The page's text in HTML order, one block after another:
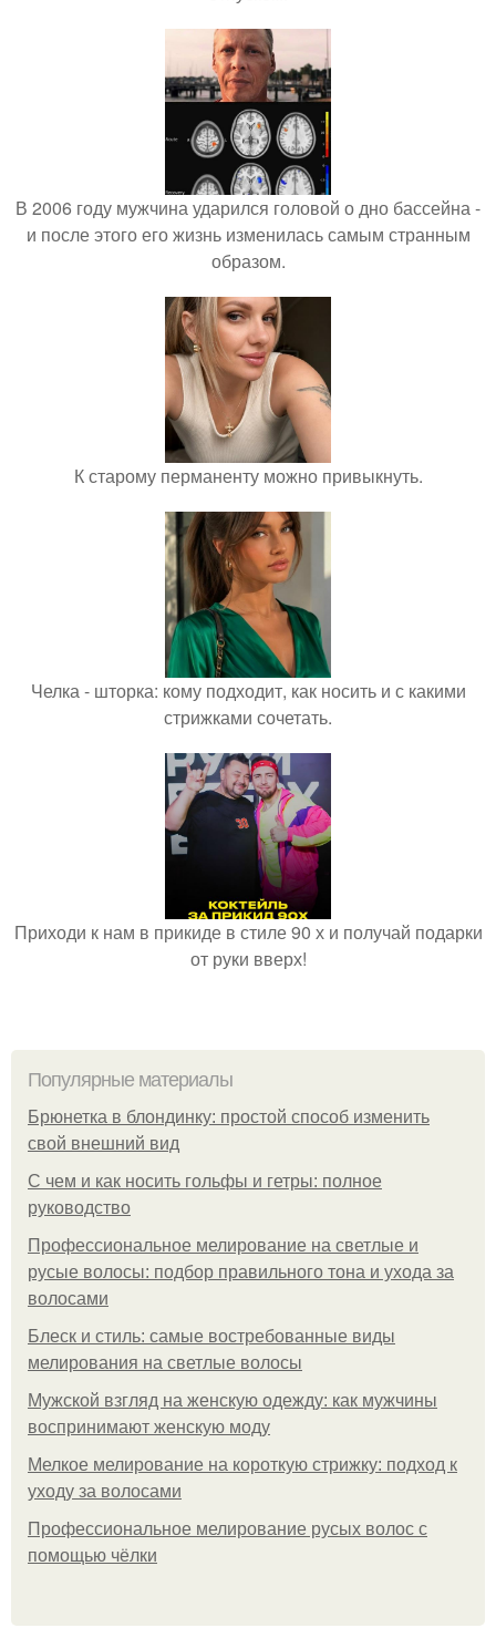
В 2006 году мужчина ударился головой о дно бассейна -
и после этого его жизнь изменилась самым странным
образом.
К старому перманенту можно привыкнуть.
Челка - шторка: кому подходит, как носить и с какими
стрижками сочетать.
Приходи к нам в прикиде в стиле 90 х и получай подарки
от руки вверх!
Популярные материалы
Брюнетка в блондинку: простой способ изменить
свой внешний вид
С чем и как носить гольфы и гетры: полное
руководство
Профессиональное мелирование на светлые и
русые волосы: подбор правильного тона и ухода за
волосами
Блеск и стиль: самые востребованные виды
мелирования на светлые волосы
Мужской взгляд на женскую одежду: как мужчины
воспринимают женскую моду
Мелкое мелирование на короткую стрижку: подход к
уходу за волосами
Профессиональное мелирование русых волос с
помощью чёлки